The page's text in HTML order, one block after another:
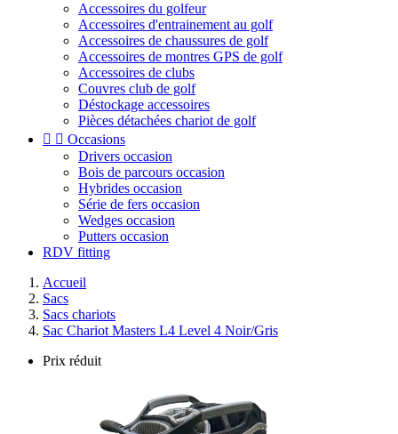
Accessoires du golfeur
Accessoires d'entrainement au golf
Accessoires de chaussures de golf
Accessoires de montres GPS de golf
Accessoires de clubs
Couvres club de golf
Déstockage accessoires
Pièces détachées chariot de golf
  Occasions
Drivers occasion
Bois de parcours occasion
Hybrides occasion
Série de fers occasion
Wedges occasion
Putters occasion
RDV fitting
Accueil
Sacs
Sacs chariots
Sac Chariot Masters L4 Level 4 Noir/Gris
Prix réduit